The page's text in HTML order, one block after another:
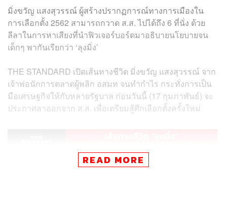
มิ่งขวัญ แสงสุวรรณ์ ผู้สร้างปรากฏการณ์ทางการเมืองใน
การเลือกตั้ง 2562 สามารถกวาด ส.ส. ไปได้ถึง 6 ที่นั่ง ด้วย
ลีลาในการหาเสียงที่นำฟิวเจอร์บอร์ดมาอธิบายนโยบายจน
เด็กๆ พากันเรียกว่า ‘ลุงมิ่ง’
THE STANDARD เปิดเส้นทางชีวิต มิ่งขวัญ แสงสุวรรณ์ จาก
เจ้าพ่อนักการตลาดผู้พลิก อสมท จนทำกำไร กระทั่งการเป็น
มือเศรษฐกิจให้กับหลายรัฐบาล ก่อนวันนี้ (17 กุมภาพันธ์) จะ
ประกาศลาออกจาก ส.ส. เพื่อเตรียมสู้ศึกเลือกตั้งครั้งใหม่
READ MORE